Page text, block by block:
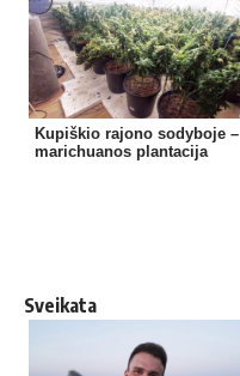
Kupiškio rajono sodyboje –
marichuanos plantacija
Sveikata